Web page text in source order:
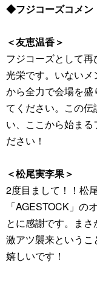
◆フジコーズコメン
＜友恵温香＞
フジコーズとして
光栄です。いない
から全力で会場を
てください。この
い、ここから始まる
ださい！
＜松尾実李果＞
2度目まして！！松
「AGESTOCK」の
とに感謝です。ま
激アツ襲来という
嬉しいです！